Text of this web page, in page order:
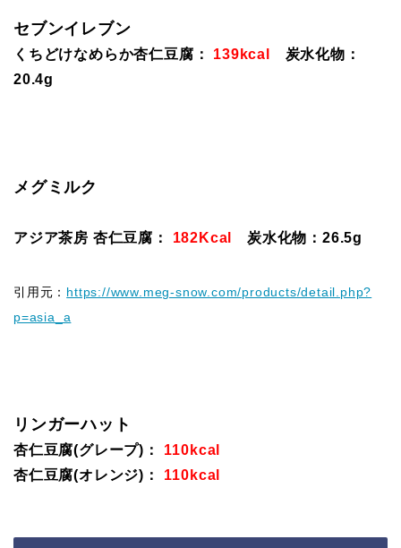
セブンイレブン
くちどけなめらか杏仁豆腐： 139kcal 炭水化物：
20.4g
メグミルク
アジア茶房 杏仁豆腐： 182Kcal炭水化物：26.5g
引用元： https://www.meg-snow.com/products/detail.php?
p=asia_a
リンガーハット
杏仁豆腐(グレープ)：
110kcal
杏仁豆腐(オレンジ)：
110kcal